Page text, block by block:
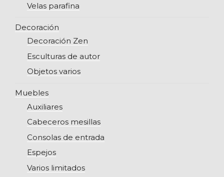
Velas parafina
Decoración
Decoración Zen
Esculturas de autor
Objetos varios
Muebles
Auxiliares
Cabeceros mesillas
Consolas de entrada
Espejos
Varios limitados